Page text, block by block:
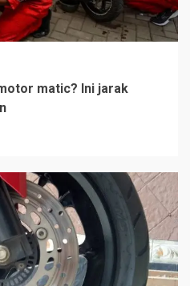
matic? Ini jarak